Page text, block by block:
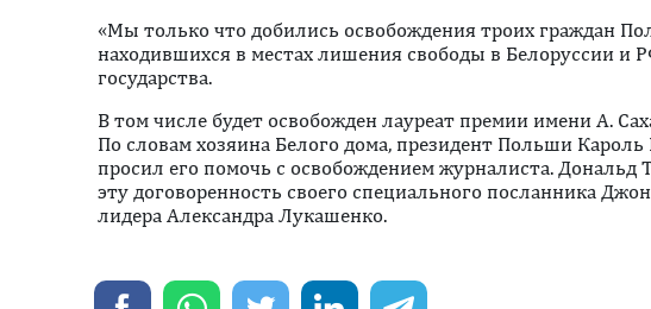
«Мы только что добились освобождения троих граждан
находившихся в местах лишения свободы в Белоруссии и
государства.
В том числе будет освобожден лауреат премии имени А.
По словам хозяина Белого дома, президент Польши
просил его помочь с освобождением журналиста. Дональд
эту договоренность своего специального посланника
лидера Александра Лукашенко.